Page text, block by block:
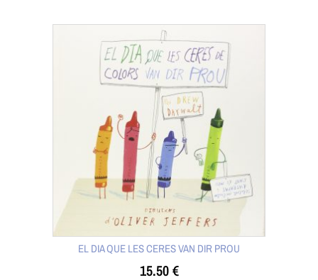
EL DIA QUE LES CERES VAN DIR PROU
15.50€